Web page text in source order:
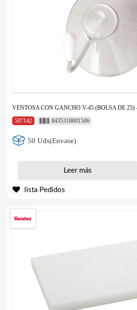
VENTOSA CON GANCHO V-45 (BOLSA DE 25)
507142
8435318801506
50 Uds(Envase)
Leer más
lista Pedidos